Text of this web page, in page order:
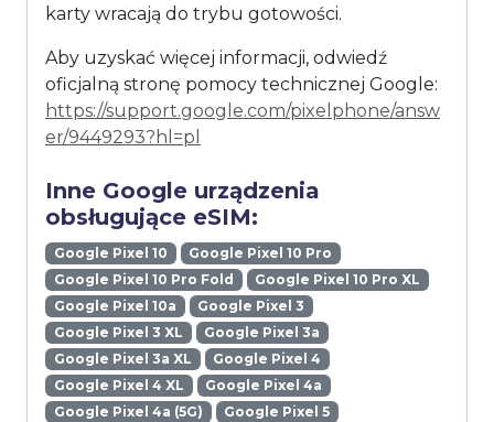
karty wracają do trybu gotowości.
Aby uzyskać więcej informacji, odwiedź
oficjalną stronę pomocy technicznej Google:
https://support.google.com/pixelphone/answ
er/9449293?hl=pl
Inne Google urządzenia
obsługujące eSIM:
Google Pixel 10
Google Pixel 10 Pro
Google Pixel 10 Pro Fold
Google Pixel 10 Pro XL
Google Pixel 10a
Google Pixel 3
Google Pixel 3 XL
Google Pixel 3a
Google Pixel 3a XL
Google Pixel 4
Google Pixel 4 XL
Google Pixel 4a
Google Pixel 4a (5G)
Google Pixel 5